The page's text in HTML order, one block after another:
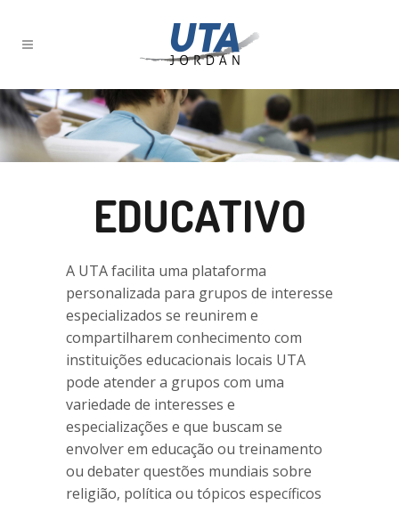
EDUCATIVO
A UTA facilita uma plataforma
personalizada para grupos de interesse
especializados se reunirem e
compartilharem conhecimento com
instituições educacionais locais UTA
pode atender a grupos com uma
variedade de interesses e
especializações e que buscam se
envolver em educação ou treinamento
ou debater questões mundiais sobre
religião, política ou tópicos específicos